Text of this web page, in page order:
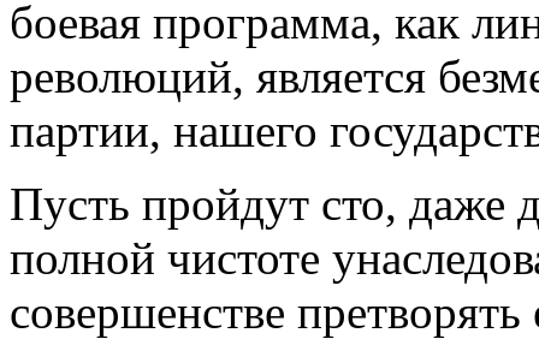
боевая программа, как
революций, является
партии, нашего
Пусть пройдут сто, даже
полной чистоте
совершенстве